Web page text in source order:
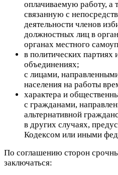
оплачиваемую работу, а
связанную с
деятельности членов
должностных лиц в
органах местного
в политических
объединениях;
с лицами,
населения на работы
характера и
с гражданами,
альтернативной
в других случаях,
Кодексом или иными
По соглашению сторон
заключаться: